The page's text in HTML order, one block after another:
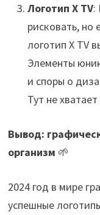
Логотип X TV:
рисковать, но
логотип X TV
Элементы
и споры о
Тут не
Вывод:
организм 🌱
2024 год в мире
успешные